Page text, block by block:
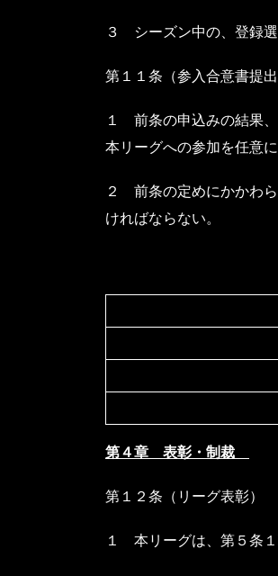
３ シーズン中の、登録選
第１１条（参入合意書提
１ 前条の申込みの結果
本リーグへの参加を任意
２ 前条の定めにかかわ
ければならない。
第４章 表彰・制裁
第１２条（リーグ表彰）
１ 本リーグは、第５条１